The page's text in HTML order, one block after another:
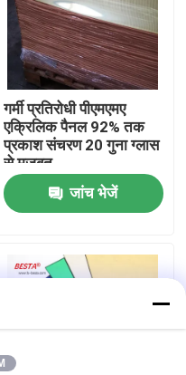
गर्मी प्रतिरोधी पीएमएमए
एक्रिलिक पैनल 92% तक
प्रकाश संचरण 20 गुना ग्लास
से मजबूत
जांच भेजें